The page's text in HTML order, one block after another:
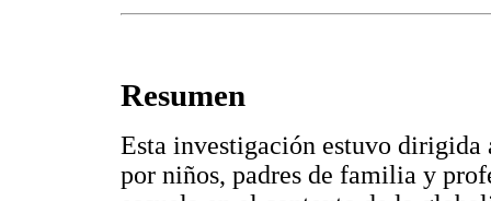
Resumen
Esta investigación estuvo dirigida
por niños, padres de familia y